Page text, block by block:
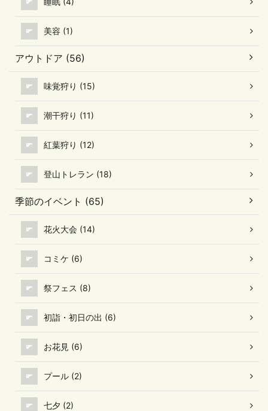
美容 (1)
アウトドア (56)
味覚狩り (15)
潮干狩り (11)
紅葉狩り (12)
登山トレラン (18)
季節のイベント (65)
花火大会 (14)
コミケ (6)
祭フェス (8)
初詣・初日の出 (6)
お花見 (6)
プール (2)
七夕 (2)